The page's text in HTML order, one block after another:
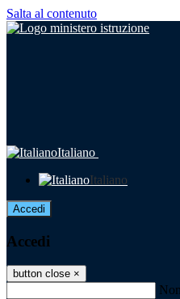
Salta al contenuto
Italiano
Italiano
Accedi
Accedi
button close ×